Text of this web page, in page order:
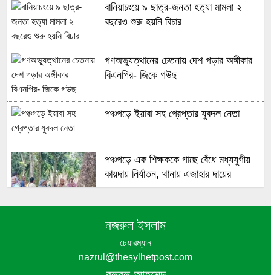
বানিয়াচংয়ে ৯ ছাত্র-জনতা হত্যা মামলা ২
বছরেও শুরু হয়নি বিচার
গণঅভ্যুত্থানের চেতনায় দেশ গড়ার অঙ্গীকার
বিএনপির- জিকে গউছ
পঞ্চগড়ে ইয়াবা সহ গ্রেপ্তার যুবদল নেতা
পঞ্চগড়ে এক শিক্ষককে গাছে বেঁধে মধ্যযুগীয়
কায়দায় নির্যাতন, থানায় এজাহার দায়ের
শেখ হাসিনার দুঃসাহসিক ডিসেম্বর অভিযাত্রা
সরকার কী তাকে ঠেকাতে পারবে ||
নজরুল ইসলাম
চেয়ারম্যান
nazrul@thesylhetpost.com